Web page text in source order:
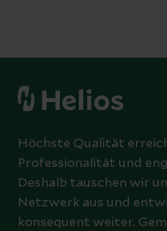
Höchste Qualität
Professionalität und
Deshalb tauschen wir
Netzwerk aus und
konsequent weiter.